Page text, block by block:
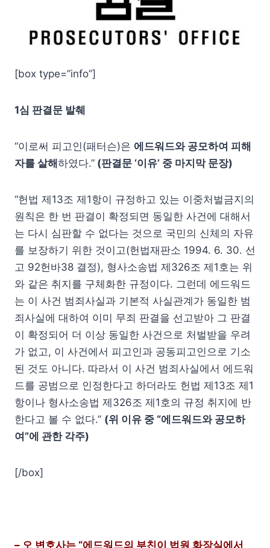
[box type=”info”]
1심 판결문 발췌
“이로써 피고인(패터슨)은 에드워드와 공모하여 피해
자를 살해하였다.” (판결문 ‘이유’ 중 마지막 문장)
“헌법 제13조 제1항이 규정하고 있는 이중처벌금지의
원칙은 한 번 판결이 확정되면 동일한 사건에 대해서
는 다시 심판할 수 없다는 것으로 국민의 신체의 자유
를 보장하기 위한 것이고(헌법재판소 1994. 6. 30. 선
고 92헌바38 결정), 형사소송법 제326조 제1호는 위
와 같은 취지를 구체화한 규정이다. 그런데 에드워드
는 이 사건 범죄사실과 기본적 사실관계가 동일한 범
죄사실에 대하여 이미 무죄 판결을 선고받아 그 판결
이 확정되어 더 이상 동일한 사건으로 처벌받을 우려
가 없고, 이 사건에서 피고인과 공동피고인으로 기소
된 것도 아니다. 따라서 이 사건 범죄사실에서 에드워
드를 공범으로 인정한다고 하더라도 헌법 제13조 제1
항이나 형사소송법 제326조 제1호의 규정 취지에 반
한다고 볼 수 없다.” (위 이유 중 “에드워드와 공모하
여”에 관한 각주)
[/box]
– 오 변호사는 “에드워드의 부친이 법원 화장실에서